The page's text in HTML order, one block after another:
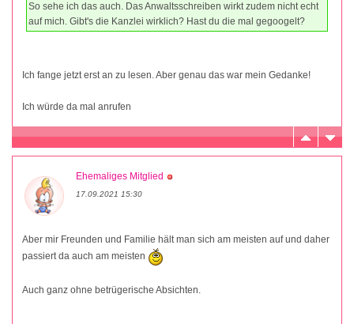
So sehe ich das auch. Das Anwaltsschreiben wirkt zudem nicht echt
auf mich. Gibt's die Kanzlei wirklich? Hast du die mal gegoogelt?
Ich fange jetzt erst an zu lesen. Aber genau das war mein Gedanke!
Ich würde da mal anrufen
Ehemaliges Mitglied
17.09.2021 15:30
Aber mir Freunden und Familie hält man sich am meisten auf und daher
passiert da auch am meisten
Auch ganz ohne betrügerische Absichten.